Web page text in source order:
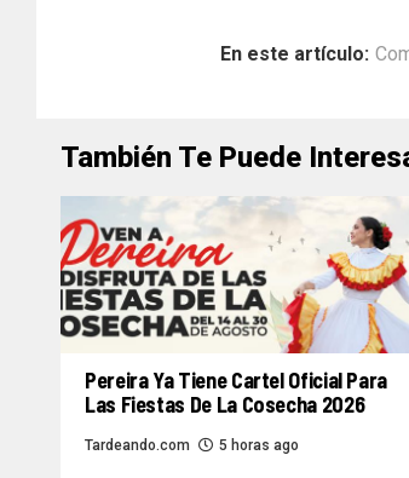
En este artículo:
También Te Puede
Pereira Ya Tiene Cartel Oficial Para
Las Fiestas De La Cosecha 2026
Tardeando.com 5 horas ago